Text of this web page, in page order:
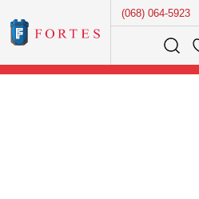
(068) 064-5923
Розумний пошук...